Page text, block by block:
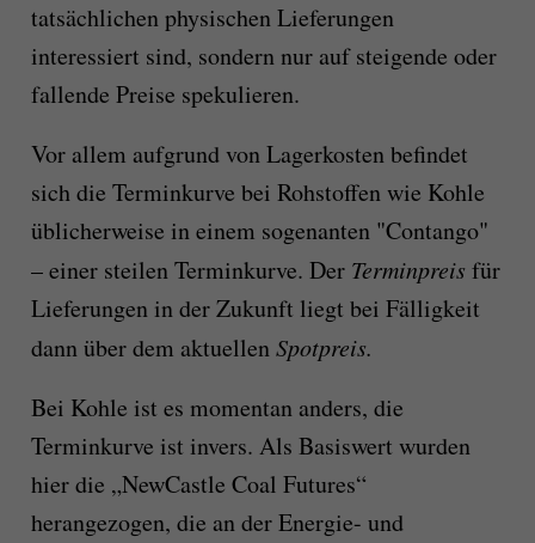
tatsächlichen physischen Lieferungen
interessiert sind, sondern nur auf steigende oder
fallende Preise spekulieren.
Vor allem aufgrund von Lagerkosten befindet
sich die Terminkurve bei Rohstoffen wie Kohle
üblicherweise in einem sogenanten "Contango"
– einer steilen Terminkurve. Der Terminpreisfür
Lieferungen in der Zukunft liegt bei Fälligkeit
dann über dem aktuellenSpotpreis.
Bei Kohle ist es momentan anders, die
Terminkurve ist invers. Als Basiswert wurden
hier die „NewCastle Coal Futures“
herangezogen, die an der Energie- und